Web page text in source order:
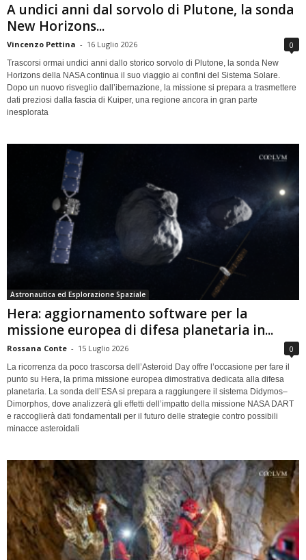
A undici anni dal sorvolo di Plutone, la sonda
New Horizons...
Vincenzo Pettina - 16 Luglio 2026 0
Trascorsi ormai undici anni dallo storico sorvolo di Plutone, la sonda New
Horizons della NASA continua il suo viaggio ai confini del Sistema Solare.
Dopo un nuovo risveglio dall’ibernazione, la missione si prepara a trasmettere
dati preziosi dalla fascia di Kuiper, una regione ancora in gran parte
inesplorata
Astronautica ed Esplorazione Spaziale
Hera: aggiornamento software per la
missione europea di difesa planetaria in...
Rossana Conte - 15 Luglio 2026 0
La ricorrenza da poco trascorsa dell’Asteroid Day offre l’occasione per fare il
punto su Hera, la prima missione europea dimostrativa dedicata alla difesa
planetaria. La sonda dell’ESA si prepara a raggiungere il sistema Didymos–
Dimorphos, dove analizzerà gli effetti dell’impatto della missione NASA DART
e raccoglierà dati fondamentali per il futuro delle strategie contro possibili
minacce asteroidali